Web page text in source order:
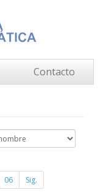
Contacto
06 Sig.